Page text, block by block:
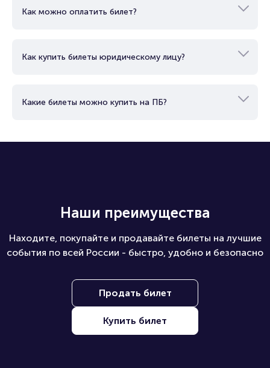
Как можно оплатить билет?
Как купить билеты юридическому лицу?
Какие билеты можно купить на ПБ?
Наши преимущества
Находите, покупайте и продавайте билеты на лучшие
события по всей России - быстро, удобно и безопасно
Продать билет
Купить билет